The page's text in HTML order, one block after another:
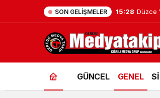
SON GELIŞMELER 15:28 Düzce
GÜNCEL GENEL